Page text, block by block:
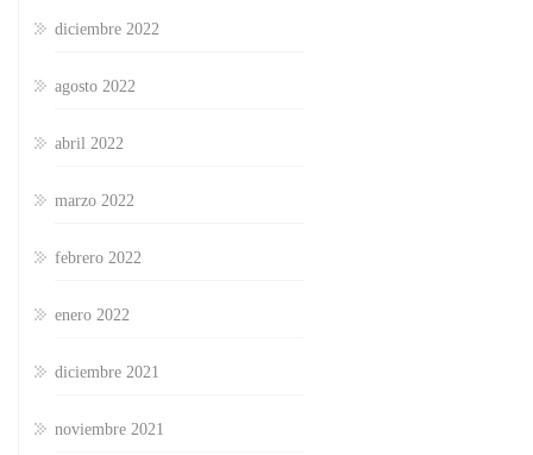
diciembre 2022
agosto 2022
abril 2022
marzo 2022
febrero 2022
enero 2022
diciembre 2021
noviembre 2021